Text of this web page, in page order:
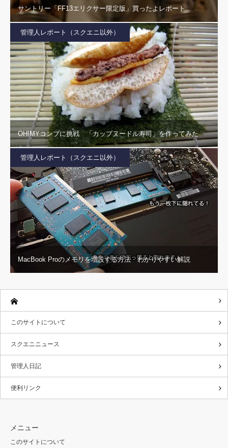
サントリー「FF13エリクサー限定版」買ったよレポート
管理人レポート（スクエニ以外）
OH!MYコンブに挑戦 「カップヌードル寿司」を作ってみた
管理人レポート（スクエニ以外）
MacBook Proのメモリを増設する方法 わかりやすい解説
このサイトについて
スクエニニュース
管理人日記
便利リンク
メニュー
このサイトについて